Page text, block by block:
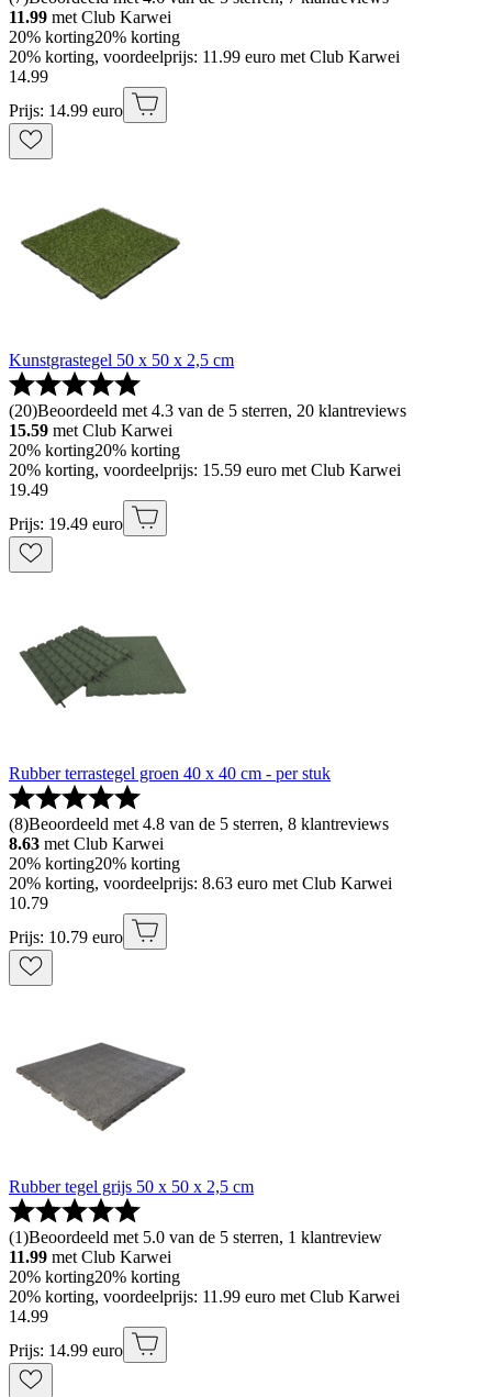
11.99 met Club Karwei
20% korting20% korting
20% korting, voordeelprijs: 11.99 euro met Club Karwei
14.99
Prijs: 14.99 euro
Kunstgrastegel 50 x 50 x 2,5 cm
(20)Beoordeeld met 4.3 van de 5 sterren, 20 klantreviews
15.59 met Club Karwei
20% korting20% korting
20% korting, voordeelprijs: 15.59 euro met Club Karwei
19.49
Prijs: 19.49 euro
Rubber terrastegel groen 40 x 40 cm - per stuk
(8)Beoordeeld met 4.8 van de 5 sterren, 8 klantreviews
8.63 met Club Karwei
20% korting20% korting
20% korting, voordeelprijs: 8.63 euro met Club Karwei
10.79
Prijs: 10.79 euro
Rubber tegel grijs 50 x 50 x 2,5 cm
(1)Beoordeeld met 5.0 van de 5 sterren, 1 klantreview
11.99 met Club Karwei
20% korting20% korting
20% korting, voordeelprijs: 11.99 euro met Club Karwei
14.99
Prijs: 14.99 euro